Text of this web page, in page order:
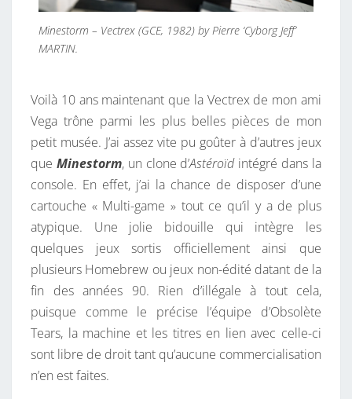
Minestorm – Vectrex (GCE, 1982) by Pierre ‘Cyborg Jeff’
MARTIN.
Voilà 10 ans maintenant que la Vectrex de mon ami
Vega trône parmi les plus belles pièces de mon
petit musée. J’ai assez vite pu goûter à d’autres jeux
que Minestorm, un clone d’Astéroïdintégré dans la
console. En effet, j’ai la chance de disposer d’une
cartouche « Multi-game » tout ce qu’il y a de plus
atypique. Une jolie bidouille qui intègre les
quelques jeux sortis officiellement ainsi que
plusieurs Homebrew ou jeux non-édité datant de la
fin des années 90. Rien d’illégale à tout cela,
puisque comme le précise l’équipe d’Obsolète
Tears, la machine et les titres en lien avec celle-ci
sont libre de droit tant qu’aucune commercialisation
n’en est faites.